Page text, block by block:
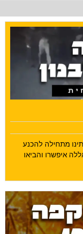
מתחילה להכנע
איפשרו והביאו